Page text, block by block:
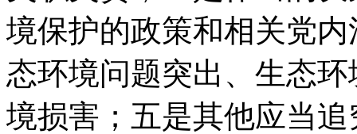
境保护的政策和相关党
态环境问题突出、生态
境损害；五是其他应当